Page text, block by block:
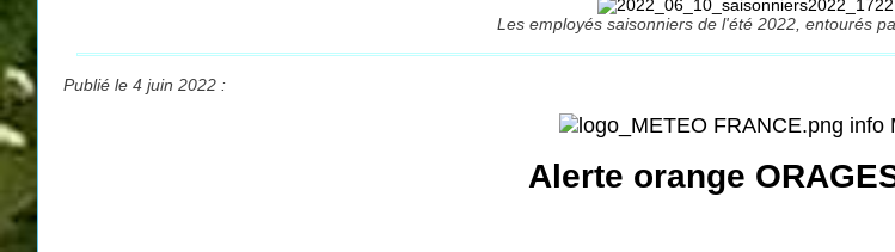
Les employés saisonniers de l'été 2022, entourés
Publié le 4 juin 2022 :
info
Alerte orange